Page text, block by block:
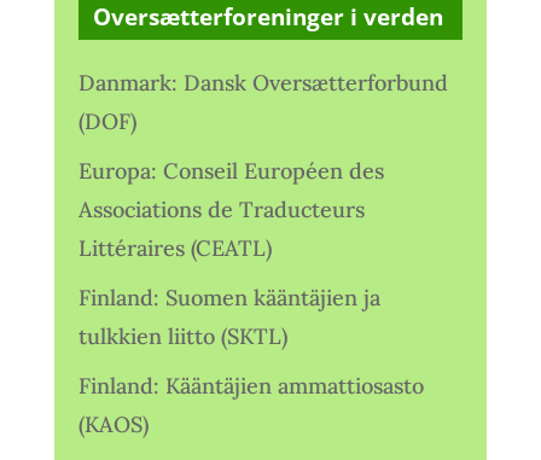
Oversætterforeninger i verden
Danmark: Dansk Oversætterforbund
(DOF)
Europa: Conseil Européen des
Associations de Traducteurs
Littéraires (CEATL)
Finland: Suomen kääntäjien ja
tulkkien liitto (SKTL)
Finland: Kääntäjien ammattiosasto
(KAOS)